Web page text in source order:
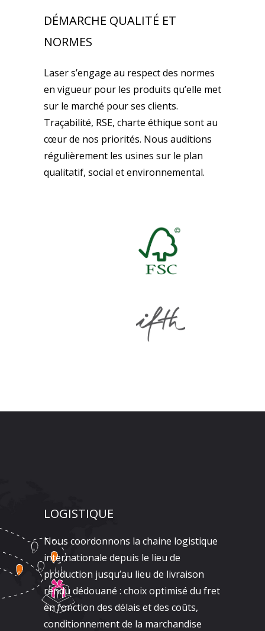
DÉMARCHE QUALITÉ ET
NORMES
Laser s’engage au respect des normes
en vigueur pour les produits qu’elle met
sur le marché pour ses clients.
Traçabilité, RSE, charte éthique sont au
cœur de nos priorités. Nous auditions
régulièrement les usines sur le plan
qualitatif, social et environnemental.
LOGISTIQUE
Nous coordonnons la chaine logistique
internationale depuis le lieu de
production jusqu’au lieu de livraison
rendu dédouané : choix optimisé du fret
en fonction des délais et des coûts,
conditionnement de la marchandise